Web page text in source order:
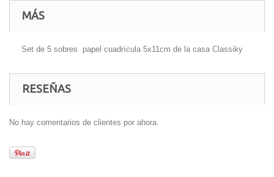
MÁS
Set de 5 sobres papel cuadrícula 5x11cm de la casa Classiky
RESEÑAS
No hay comentarios de clientes por ahora.